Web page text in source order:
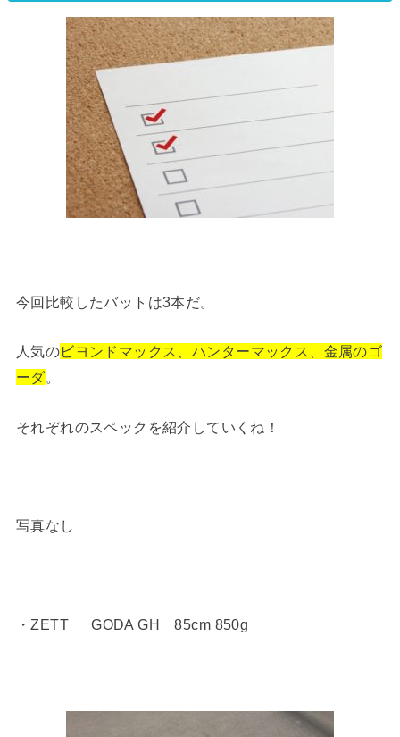
今回比較したバットは3本だ。
人気のビヨンドマックス、ハンターマックス、金属のゴ
ーダ。
それぞれのスペックを紹介していくね！
写真なし
・ZETT GODA GH 85cm 850g